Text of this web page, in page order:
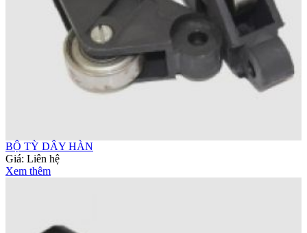
BỘ TỲ DÂY HÀN
Giá: Liên hệ
Xem thêm